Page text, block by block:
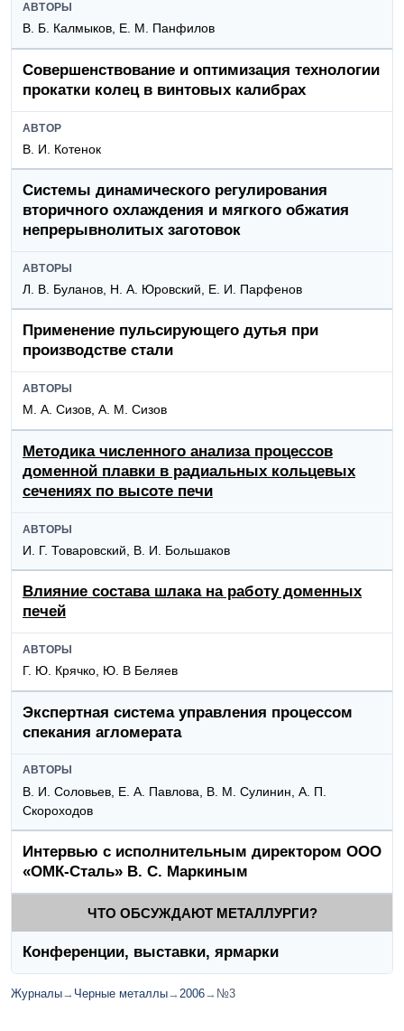
АВТОРЫ
В. Б. Калмыков, Е. М. Панфилов
Совершенствование и оптимизация технологии
прокатки колец в винтовых калибрах
АВТОР
В. И. Котенок
Системы динамического регулирования
вторичного охлаждения и мягкого обжатия
непрерывнолитых заготовок
АВТОРЫ
Л. В. Буланов, Н. А. Юровский, Е. И. Парфенов
Применение пульсирующего дутья при
производстве стали
АВТОРЫ
M. А. Сизов, A. M. Сизов
Методика численного анализа процессов
доменной плавки в радиальных кольцевых
сечениях по высоте печи
АВТОРЫ
И. Г. Товаровский, В. И. Большаков
Влияние состава шлака на работу доменных
печей
АВТОРЫ
Г. Ю. Крячко, Ю. В Беляев
Экспертная система управления процессом
спекания агломерата
АВТОРЫ
В. И. Соловьев, Е. А. Павлова, В. М. Сулинин, А. П.
Скороходов
Интервью с исполнительным директором ООО
«ОМК-Сталь» В. С. Маркиным
ЧТО ОБСУЖДАЮТ МЕТАЛЛУРГИ?
Конференции, выставки, ярмарки
Журналы→ Черные металлы→ 2006→ №3